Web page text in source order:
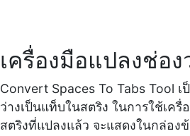
เครื่องมือแปลงช่อ
Convert Spaces To Tabs Tool
ว่างเป็นแท็บในสตริง ในการใช้เค
สตริงที่แปลงแล้ว จะแสดงในกล่อง